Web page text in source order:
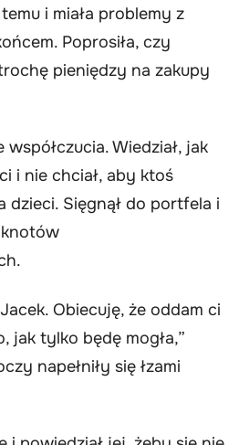
i miała problemy z
Poprosiła, czy
pieniędzy na zakupy
współczucia. Wiedział, jak
i nie chciał, aby ktoś
dzieci. Sięgnął do portfela i
Obiecuję, że oddam ci
jak tylko będę mogła,”
napełniły się łzami